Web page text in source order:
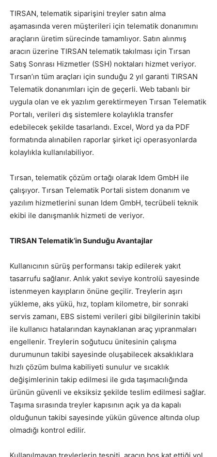
TIRSAN, telematik siparişini treyler satın alma
aşamasında veren müşterileri için telematik donanımını
araçların üretim sürecinde tamamlıyor. Satın alınmış
aracın üzerine TIRSAN telematik takılması için Tırsan
Satış Sonrası Hizmetler (SSH) noktaları hizmet veriyor.
Tırsan’ın tüm araçları için sunduğu 2 yıl garanti TIRSAN
Telematik donanımları için de geçerli. Web tabanlı bir
uygula olan ve ek yazılım gerektirmeyen Tırsan Telematik
Portalı, verileri dış sistemlere kolaylıkla transfer
edebilecek şekilde tasarlandı. Excel, Word ya da PDF
formatında alınabilen raporlar şirket içi operasyonlarda
kolaylıkla kullanılabiliyor.
Tırsan, telematik çözüm ortağı olarak Idem GmbH ile
çalışıyor. Tırsan Telematik Portali sistem donanım ve
yazılım hizmetlerini sunan Idem GmbH, tecrübeli teknik
ekibi ile danışmanlık hizmeti de veriyor.
TIRSAN Telematik’in Sunduğu Avantajlar
Kullanıcının sürüş performansı takip edilerek yakıt
tasarrufu sağlanır. Anlık yakıt seviye kontrolü sayesinde
istenmeyen kayıpların önüne geçilir. Treylerin aşırı
yükleme, aks yükü, hız, toplam kilometre, bir sonraki
servis zamanı, EBS sistemi verileri gibi bilgilerinin takibi
ile kullanıcı hatalarından kaynaklanan araç yıpranmaları
engellenir. Treylerin soğutucu ünitesinin çalışma
durumunun takibi sayesinde oluşabilecek aksaklıklara
hızlı çözüm bulma kabiliyeti sunulur ve sıcaklık
değişimlerinin takip edilmesi ile gıda taşımacılığında
ürünün güvenli ve eksiksiz şekilde teslim edilmesi sağlar.
Taşıma sırasında treyler kapısının açık ya da kapalı
olduğunun takibi sayesinde yükün güvence altında olup
olmadığı kontrol edilir.